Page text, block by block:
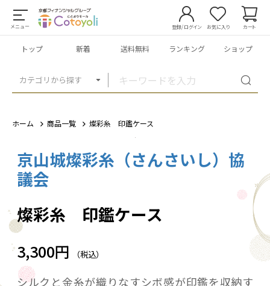
メニュー
カテゴリから探す
登録/ログイン お気に入り カート
トップ 新着 送料無料 ランキング ショップ
ホーム 商品一覧 燦彩糸 印鑑ケース
1
京山城燦彩糸（さんさいし）協
議会
燦彩糸 印鑑ケース
3,300円 （税込）
シルクと金糸が織りなすシボ感が印鑑を収納す